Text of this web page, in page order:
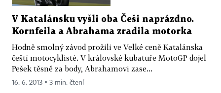
V Katalánsku vyšli oba Češi naprázdno.
Kornfeila a Abrahama zradila motorka
Hodně smolný závod prožili ve Velké ceně Katalánska
čeští motocyklisté. V královské kubatuře MotoGP dojel
Pešek těsně za body, Abrahamovi zase...
16. 6. 2013 ▪ 3 min. čtení